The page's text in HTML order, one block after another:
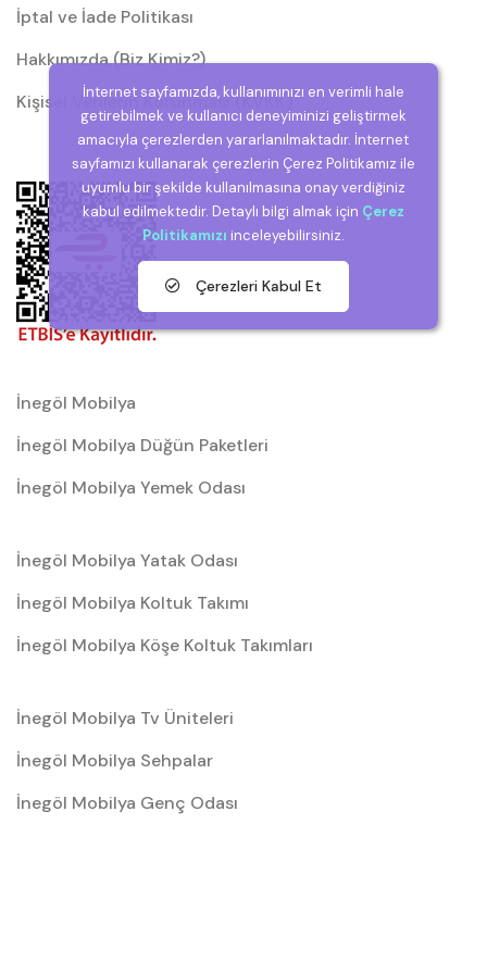
İptal ve İade Politikası
Hakkımızda (Biz Kimiz?)
Kişisel Verilerin Korunması (KVKK)
İnegöl Mobilya
İnegöl Mobilya Düğün Paketleri
İnegöl Mobilya Yemek Odası
İnegöl Mobilya Yatak Odası
İnegöl Mobilya Koltuk Takımı
İnegöl Mobilya Köşe Koltuk Takımları
İnegöl Mobilya Tv Üniteleri
İnegöl Mobilya Sehpalar
İnegöl Mobilya Genç Odası
İnternet sayfamızda, kullanımınızı en verimli hale
getirebilmek ve kullanıcı deneyiminizi geliştirmek
amacıyla çerezlerden yararlanılmaktadır. İnternet
sayfamızı kullanarak çerezlerin Çerez Politikamız ile
uyumlu bir şekilde kullanılmasına onay verdiğiniz
kabul edilmektedir. Detaylı bilgi almak için Çerez
Politikamızı inceleyebilirsiniz.
Çerezleri Kabul Et